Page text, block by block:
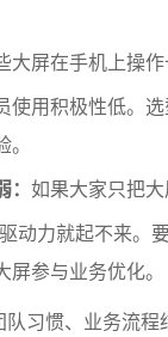
大屏在手机上操
使用积极性低。
如果大家只把
动力就起不来。
参与业务优化。
习惯、业务流程